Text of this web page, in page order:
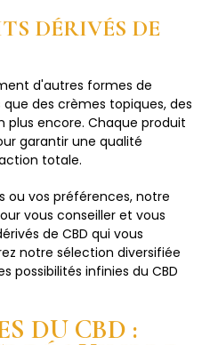
DÉRIVÉS DE
d'autres formes de
des crèmes topiques, des
plus encore. Chaque produit
garantir une qualité
totale.
ou vos préférences, notre
vous conseiller et vous
de CBD qui vous
notre sélection diversifiée
possibilités infinies du CBD
DU CBD :